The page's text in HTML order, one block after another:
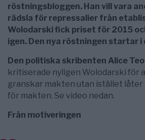
röstningsbloggen. Han vill vara
rädsla för repressalier från
Wolodarski fick priset för 2015
igen. Den nya röstningen startar i
Den politiska skribenten Alice
kritiserade nyligen Wolodarski för
granskar makten utan istället låter
för makten. Se video nedan.
Från motiveringen